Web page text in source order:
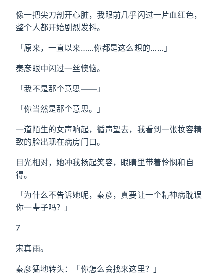
像一把尖刀剖开心脏，我眼前几乎闪过一片血红色，
整个人都开始剧烈发抖。
「原来，一直以来……你都是这么想的……」
秦彦眼中闪过一丝懊恼。
「我不是那个意思——」
「你当然是那个意思。」
一道陌生的女声响起，循声望去，我看到一张妆容精
致的脸出现在病房门口。
目光相对，她冲我扬起笑容，眼睛里带着怜悯和自
得。
「为什么不告诉她呢，秦彦，真要让一个精神病耽误
你一辈子吗？」
7
宋真雨。
秦彦猛地转头：「你怎么会找来这里？」